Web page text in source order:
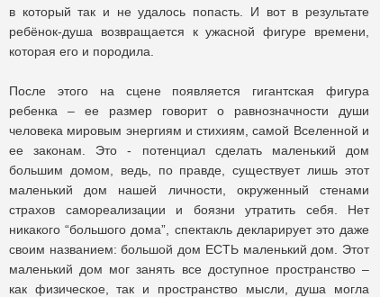
в который так и не удалось попасть. И вот в результате
ребёнок-душа возвращается к ужасной фигуре времени,
которая его и породила.
После этого на сцене появляется гигантская фигура
ребенка – ее размер говорит о равнозначности души
человека мировым энергиям и стихиям, самой Вселенной и
ее законам. Это - потенциал сделать маленький дом
большим домом, ведь, по правде, существует лишь этот
маленький дом нашей личности, окруженный стенами
страхов самореализации и боязни утратить себя. Нет
никакого “большого дома”, спектакль декларирует это даже
своим названием: большой дом ЕСТЬ маленький дом. Этот
маленький дом мог занять все доступное пространство –
как физическое, так и пространство мысли, душа могла